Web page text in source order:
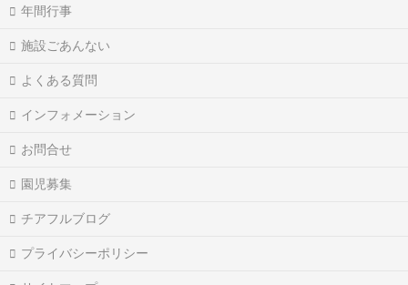
年間行事
施設ごあんない
よくある質問
インフォメーション
お問合せ
園児募集
チアフルブログ
プライバシーポリシー